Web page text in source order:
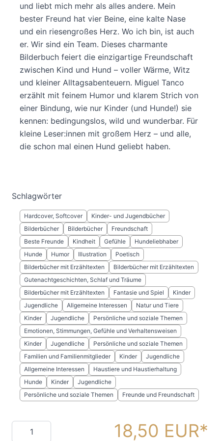
und liebt mich mehr als alles andere. Mein
bester Freund hat vier Beine, eine kalte Nase
und ein riesengroßes Herz. Wo ich bin, ist auch
er. Wir sind ein Team. Dieses charmante
Bilderbuch feiert die einzigartige Freundschaft
zwischen Kind und Hund – voller Wärme, Witz
und kleiner Alltagsabenteuern. Miguel Tanco
erzählt mit feinem Humor und klarem Strich von
einer Bindung, wie nur Kinder (und Hunde!) sie
kennen: bedingungslos, wild und wunderbar. Für
kleine Leser:innen mit großem Herz – und alle,
die schon mal einen Hund geliebt haben.
Schlagwörter
Hardcover, Softcover
Kinder- und Jugendbücher
Bilderbücher
Bilderbücher
Freundschaft
Beste Freunde
Kindheit Gefühle
Hundeliebhaber
Hunde
Humor Illustration
Poetisch
Bilderbücher mit Erzähltexten
Bilderbücher mit Erzähltexten
Gutenachtgeschichten, Schlaf und Träume
Bilderbücher mit Erzähltexten
Fantasie und Spiel
Kinder
Jugendliche
Allgemeine Interessen
Natur und Tiere
Kinder
Jugendliche
Persönliche und soziale Themen
Emotionen, Stimmungen, Gefühle und Verhaltensweisen
Kinder
Jugendliche
Persönliche und soziale Themen
Familien und Familienmitglieder
Kinder
Jugendliche
Allgemeine Interessen
Haustiere und Haustierhaltung
Hunde
Kinder
Jugendliche
Persönliche und soziale Themen
Freunde und Freundschaft
Menge 18,50 EUR